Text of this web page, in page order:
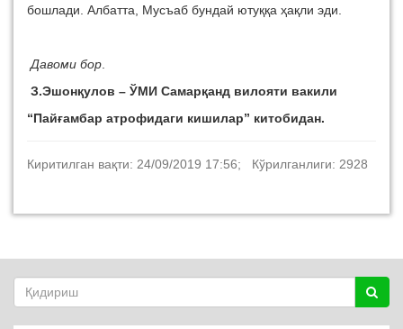
бошлади. Албатта, Мусъаб бундай ютуққа ҳақли эди.
Давоми бор
З.Эшонқулов – ЎМИ Самарқанд вилояти вакили
“Пайғамбар атрофидаги кишилар” китобидан.
Киритилган вақти: 24/09/2019 17:56; Кўрилганлиги: 2928